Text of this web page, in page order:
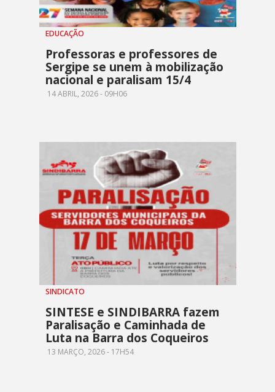
EDUCAÇÃO
Professoras e professores de
Sergipe se unem à mobilização
nacional e paralisam 15/4
14 ABRIL, 2026 - 09H06
SINDICATO
SINTESE e SINDIBARRA fazem
Paralisação e Caminhada de
Luta na Barra dos Coqueiros
13 MARÇO, 2026 - 17H54